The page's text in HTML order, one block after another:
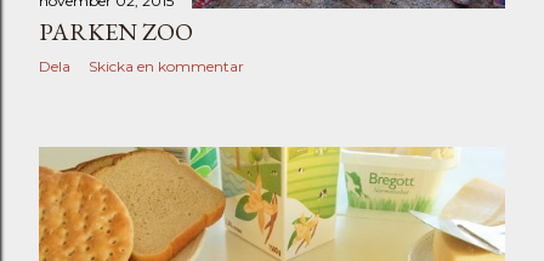
PARKEN ZOO
Dela Skicka en kommentar